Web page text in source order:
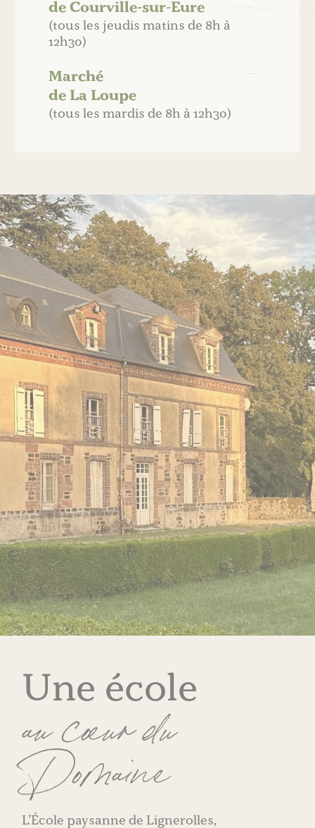
de Courville-sur-Eure
(tous les jeudis matins de 8h à
12h30)
Marché
de La Loupe
(tous les mardis de 8h à 12h30)
Une école
au cœur du
Domaine
L’École paysanne de Lignerolles,